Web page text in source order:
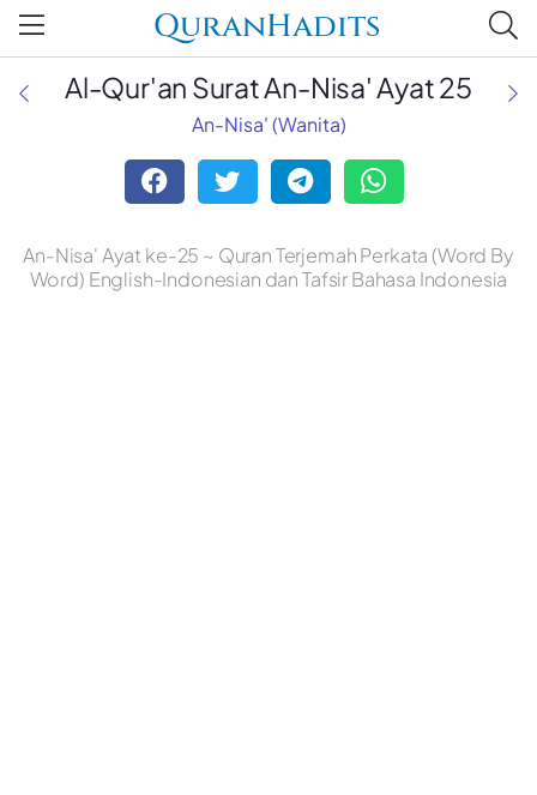
QuranHadits
Al-Qur'an Surat An-Nisa' Ayat 25
An-Nisa' (Wanita)
An-Nisa' Ayat ke-25 ~ Quran Terjemah Perkata (Word By
Word) English-Indonesian dan Tafsir Bahasa Indonesia